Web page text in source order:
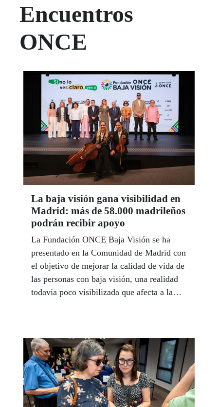
Encuentros
ONCE
La baja visión gana visibilidad en
Madrid: más de 58.000 madrileños
podrán recibir apoyo
La Fundación ONCE Baja Visión se ha
presentado en la Comunidad de Madrid con
el objetivo de mejorar la calidad de vida de
las personas con baja visión, una realidad
todavía poco visibilizada que afecta a la